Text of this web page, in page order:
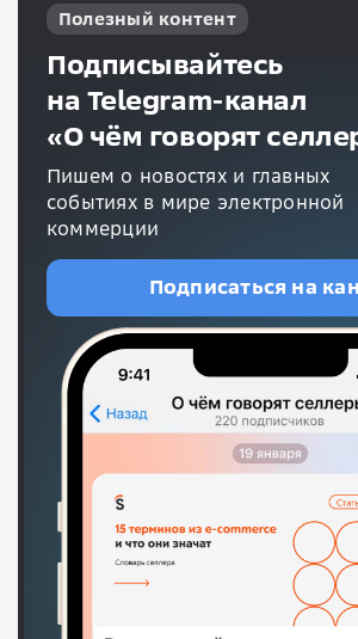
Полезный контент
Подписывайтесь
на Telegram-канал
«О чём говорят
Пишем о новостях и главных
событиях в мире электронной
коммерции
Подписаться на